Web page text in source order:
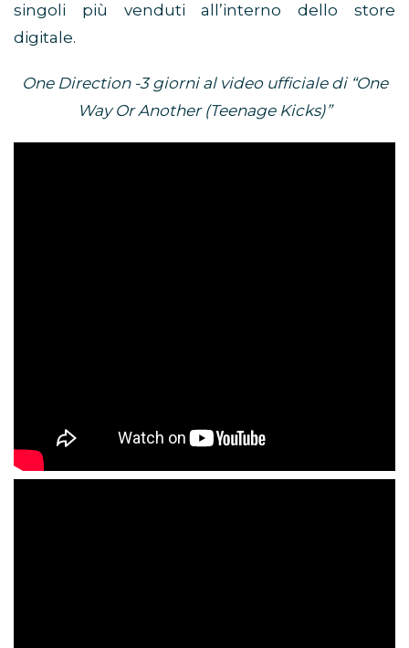
singoli più venduti all’interno dello store
digitale.
One Direction -3 giorni al video ufficiale di “One
Way Or Another (Teenage Kicks)”